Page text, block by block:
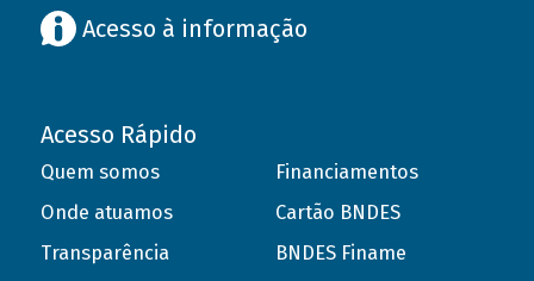
Acesso à informação
Acesso Rápido
Quem somos
Onde atuamos
Transparência
Financiamentos
Cartão BNDES
BNDES Finame